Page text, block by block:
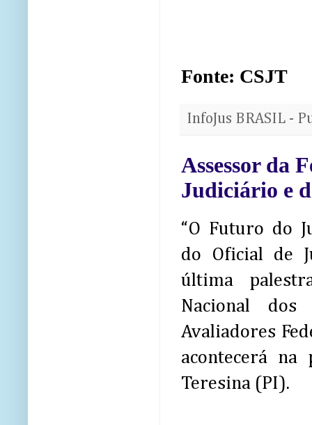
Fonte: CSJT
InfoJus BRASIL -
Assessor da
Judiciário e
“O Futuro do
do Oficial de
última
Nacional dos
Avaliadores
acontecerá na
Teresina (PI).